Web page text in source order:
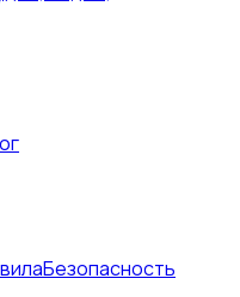
Безопасность